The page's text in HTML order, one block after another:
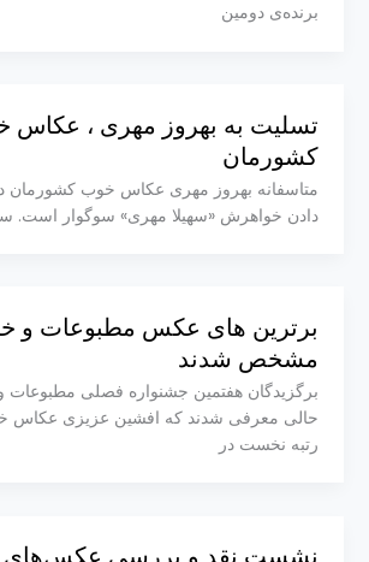
برنده‌ی دومین
تسلیت به بهروز مهری ، عکاس
کشورمان
متاسفانه بهروز مهری عکاس خوب کشورمان
دادن خواهرش «سهیلا مهری» سوگوار است.
برترین های عکس مطبوعات و
مشخص شدند
برگزیدگان هفتمین جشنواره فصلی مطبوعات
حالی معرفی شدند که افشین عزیزی عکاس
رتبه نخست در